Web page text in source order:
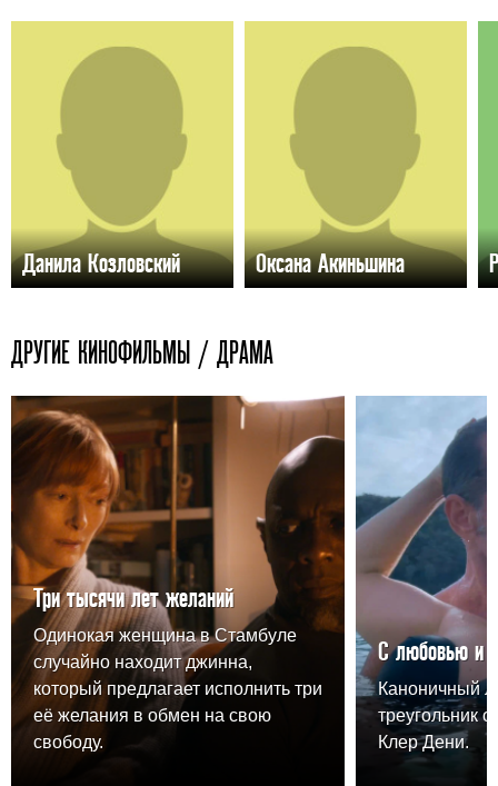
Данила Козловский Оксана Акиньшина
ДРУГИЕ КИНОФИЛЬМЫ / ДРАМА
Три тысячи лет желаний
Одинокая женщина в Стамбуле
случайно находит джинна,
который предлагает исполнить три
её желания в обмен на свою
свободу.
С любовью и
Каноничный
треугольник
Клер Дени.